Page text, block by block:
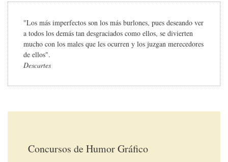
"Los más imperfectos son los más burlones, pues deseando ver
a todos los demás tan desgraciados como ellos, se divierten
mucho con los males que les ocurren y los juzgan merecedores
de ellos".
Descartes
Concursos de Humor Gráfico